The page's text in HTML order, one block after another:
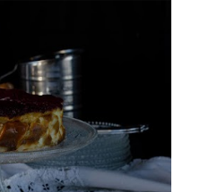
al horno van a cambiar
legumbres. Olvídate de
a los guisos tradicionales y
receta simple pero
un ingrediente tan
en un snack ligero,
100% natural. Es el
se...